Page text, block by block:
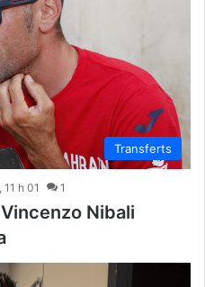
Transferts
h 01 1
Nibali